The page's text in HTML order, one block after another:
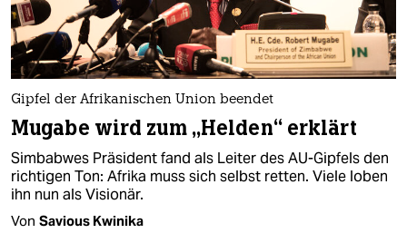
Gipfel der Afrikanischen Union beendet
Mugabe wird zum „Helden“ erklärt
Simbabwes Präsident fand als Leiter des AU-Gipfels den
richtigen Ton: Afrika muss sich selbst retten. Viele loben
ihn nun als Visionär.
Von Savious Kwinika